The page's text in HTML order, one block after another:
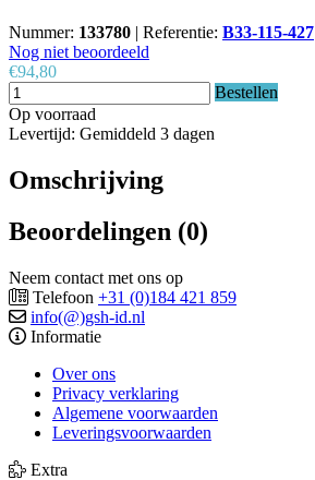
Nummer: 133780 | Referentie: B33-115-427
Nog niet beoordeeld
€94,80
Bestellen
Op voorraad
Levertijd: Gemiddeld 3 dagen
Omschrijving
Beoordelingen (0)
Neem contact met ons op
Telefoon +31 (0)184 421 859
info(@)gsh-id.nl
Informatie
Over ons
Privacy verklaring
Algemene voorwaarden
Leveringsvoorwaarden
Extra